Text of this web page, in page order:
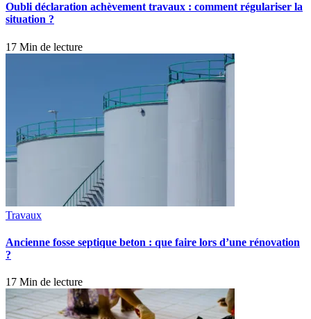
Oubli déclaration achèvement travaux : comment régulariser la
situation ?
17 Min de lecture
Travaux
Ancienne fosse septique beton : que faire lors d’une rénovation
?
17 Min de lecture